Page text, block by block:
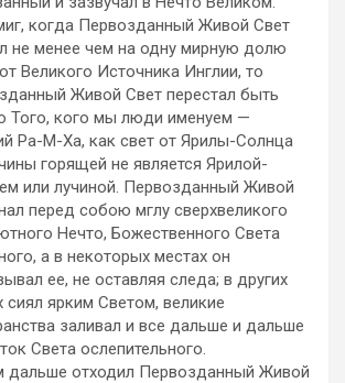
когда Первозданный Живой Свет
не менее чем на одну мирную долю
Великого Источника Инглии, то
Живой Свет перестал быть
Того, кого мы люди именуем —
Ра-М-Ха, как свет от Ярилы-Солнца
горящей не является Ярилой-
или лучиной. Первозданный Живой
перед собою мглу сверхвеликого
Нечто, Божественного Света
а в некоторых местах он
ее, не оставляя следа; в других
сиял ярким Светом, великие
заливал и все дальше и дальше
Света ослепительного.
дальше отходил Первозданный Живой